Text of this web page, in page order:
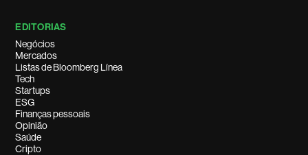
EDITORIAS
Negócios
Mercados
Listas de Bloomberg Línea
Tech
Startups
ESG
Finanças pessoais
Opinião
Saúde
Cripto